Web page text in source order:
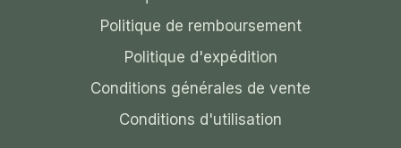
Politique de remboursement
Politique d'expédition
Conditions générales de vente
Conditions d'utilisation